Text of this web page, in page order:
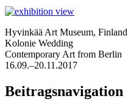
Hyvinkää Art Museum, Finland
Kolonie Wedding
Contemporary Art from Berlin
16.09.–20.11.2017
Beitragsnavigation